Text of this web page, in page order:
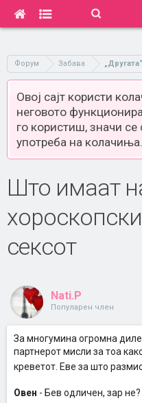
Форум Забава
Овој сајт користи
неговото
го користиш, значи
употреба на колачиња.
Што имаат
сексот
Nati.P
Популарен член
За многумина огромна
партнерот мисли за тоа
креветот. Еве за што
Овен - Бев одличен, зар не?